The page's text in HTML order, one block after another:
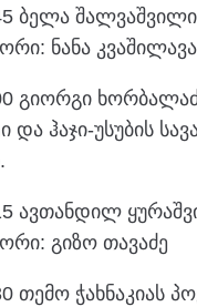
ბელა
ნანა კვაშილავა
გიორგი
და ჰაჯი-უსუბის
ავთანდილ
გიზო თავაძე
თემო ჭახნაკიას